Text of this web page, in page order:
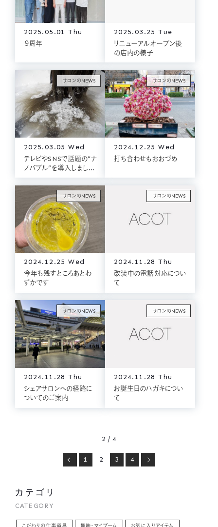
2025.05.01 Thu
９周年
2025.03.25 Tue
リニューアルオープン後
の店内の様子
2025.03.05 Wed
サロンのNEWS
テレビやSNSで話題の”ナ
ノバブル”を導入しまし
た！
2024.12.25 Wed
サロンのNEWS
打ち合わせもおおづめ
2024.12.25 Wed
サロンのNEWS
今年も残すところあとわ
ずかです
2024.11.28 Thu
サロンのNEWS
改装中の電話対応につい
て
2024.11.28 Thu
サロンのNEWS
シェアサロンへの経路に
ついてのご案内
2024.11.28 Thu
サロンのNEWS
お誕生日のハガキについ
て
2 / 4
1 2 3 4
カテゴリ
CATEGORY